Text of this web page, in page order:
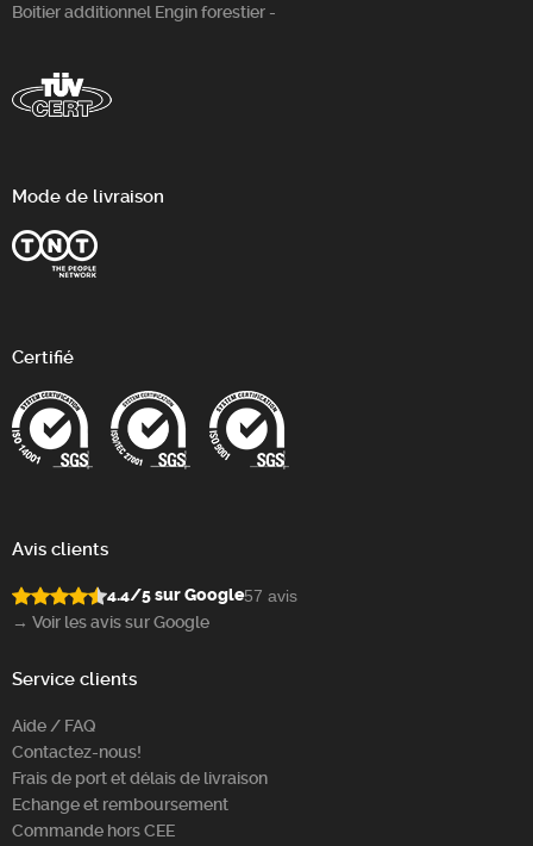
Boitier additionnel Engin forestier -
Mode de livraison
Certifié
Avis clients
4.4/5 sur Google57 avis
→ Voir les avis sur Google
Service clients
Aide / FAQ
Contactez-nous!
Frais de port et délais de livraison
Echange et remboursement
Commande hors CEE